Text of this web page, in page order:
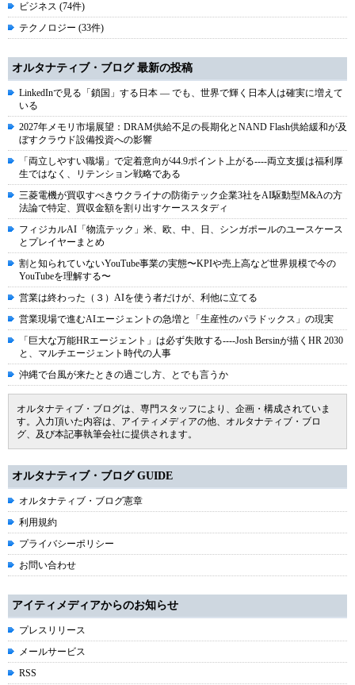
ビジネス (74件)
テクノロジー (33件)
オルタナティブ・ブログ 最新の投稿
LinkedInで見る「鎖国」する日本 ― でも、世界で輝く日本人は確実に増えて
いる
2027年メモリ市場展望：DRAM供給不足の長期化とNAND Flash供給緩和が及
ぼすクラウド設備投資への影響
「両立しやすい職場」で定着意向が44.9ポイント上がる----両立支援は福利厚
生ではなく、リテンション戦略である
三菱電機が買収すべきウクライナの防衛テック企業3社をAI駆動型M&Aの方
法論で特定、買収金額を割り出すケーススタディ
フィジカルAI「物流テック」米、欧、中、日、シンガポールのユースケース
とプレイヤーまとめ
割と知られていないYouTube事業の実態〜KPIや売上高など世界規模で今の
YouTubeを理解する〜
営業は終わった（３）AIを使う者だけが、利他に立てる
営業現場で進むAIエージェントの急増と「生産性のパラドックス」の現実
「巨大な万能HRエージェント」は必ず失敗する----Josh Bersinが描くHR 2030
と、マルチエージェント時代の人事
沖縄で台風が来たときの過ごし方、とでも言うか
オルタナティブ・ブログは、専門スタッフにより、企画・構成されていま
す。入力頂いた内容は、アイティメディアの他、オルタナティブ・ブロ
グ、及び本記事執筆会社に提供されます。
オルタナティブ・ブログ GUIDE
オルタナティブ・ブログ憲章
利用規約
プライバシーポリシー
お問い合わせ
アイティメディアからのお知らせ
プレスリリース
メールサービス
RSS